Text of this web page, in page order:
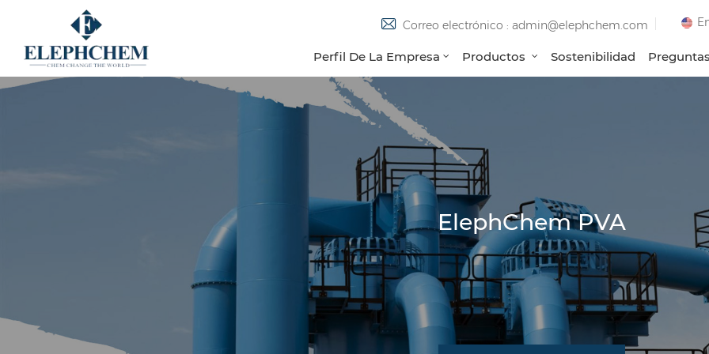
Correo electrónico : admin@elephchem.com
Perfil De La Empresa Productos Sostenibilidad
ElephChem PVA